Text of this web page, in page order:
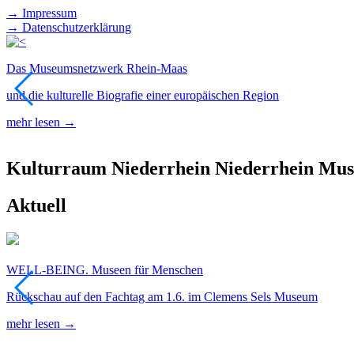
→ Impressum
→ Datenschutzerklärung
Das Museumsnetzwerk Rhein-Maas
und die kulturelle Biografie einer europäischen Region
mehr lesen →
Kulturraum Niederrhein Niederrhein
Aktuell
WELL-BEING. Museen für Menschen
Rückschau auf den Fachtag am 1.6. im Clemens Sels Museum
mehr lesen →